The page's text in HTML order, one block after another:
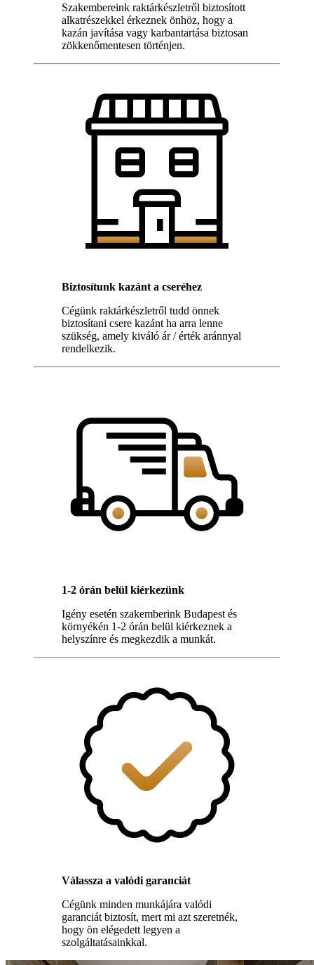
Szakembereink raktárkészletről biztosított
alkatrészekkel érkeznek önhöz, hogy a
kazán javítása vagy karbantartása biztosan
zökkenőmentesen történjen.
Biztosítunk kazánt a cseréhez
Cégünk raktárkészletről tudd önnek
biztosítani csere kazánt ha arra lenne
szükség, amely kiváló ár / érték aránnyal
rendelkezik.
1-2 órán belül kiérkezünk
Igény esetén szakemberink Budapest és
környékén 1-2 órán belül kiérkeznek a
helyszínre és megkezdik a munkát.
Válassza a valódi garanciát
Cégünk minden munkájára valódi
garanciát biztosít, mert mi azt szeretnék,
hogy ön elégedett legyen a
szolgáltatásainkkal.